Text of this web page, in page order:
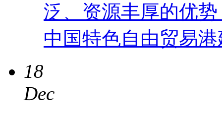
泛、资源丰厚的优
中国特色自由贸易
18
Dec